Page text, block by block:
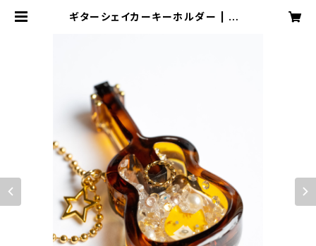
ギターシェイカーキーホルダー | mp